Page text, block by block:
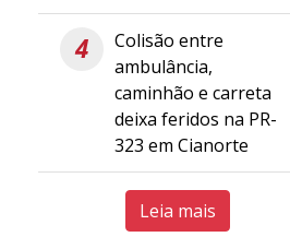
4
Colisão entre
ambulância,
caminhão e carreta
deixa feridos na PR-
323 em Cianorte
Leia mais